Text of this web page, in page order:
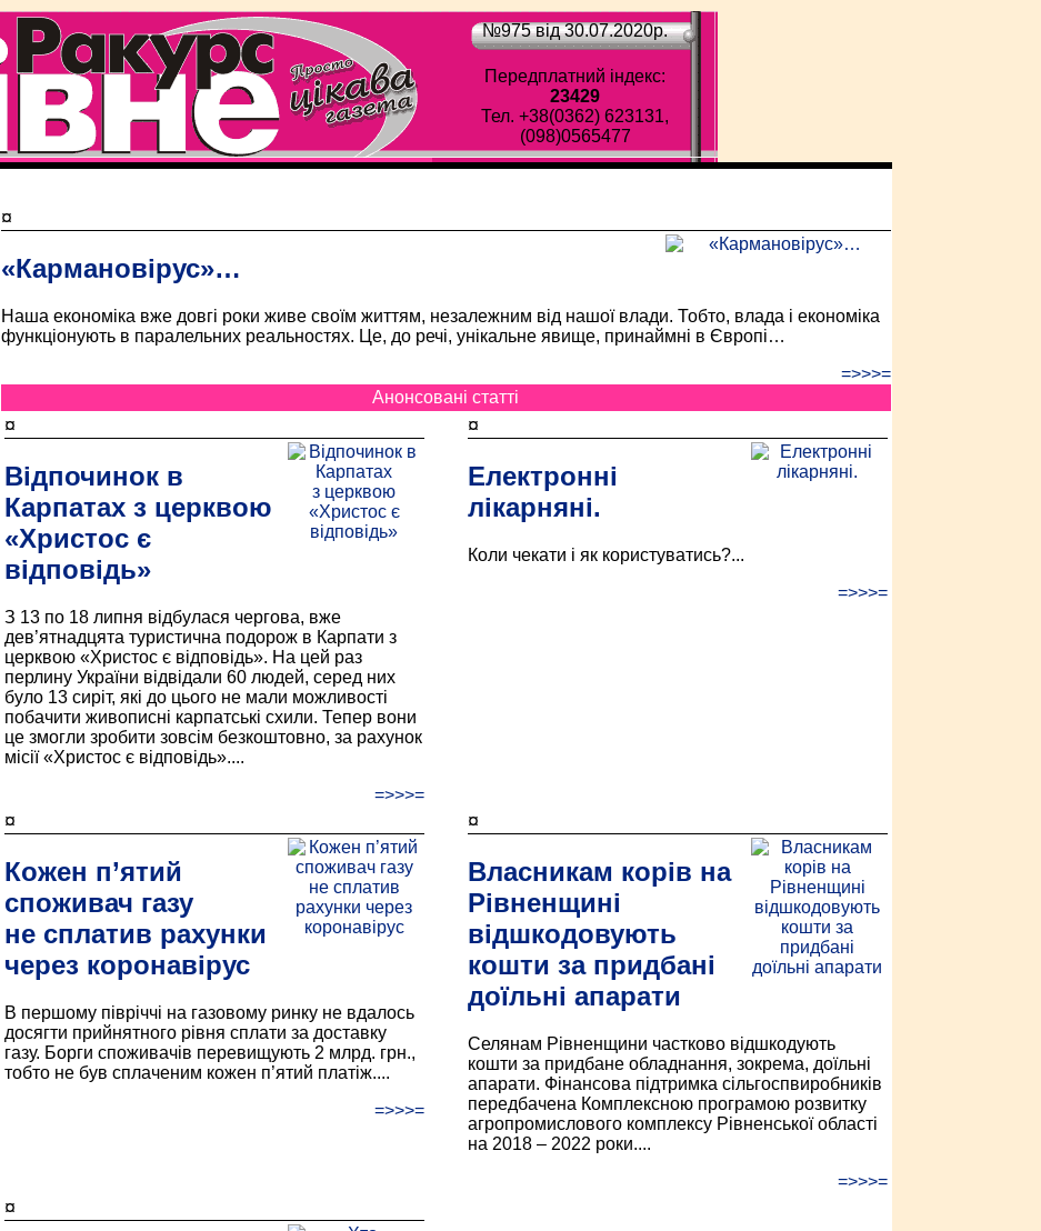
№975 від 30.07.2020p.
Передплатний індекс:
23429
Тел. +38(0362) 623131,
(098)0565477
¤
«Кармановірус»…
Наша економіка вже довгі роки живе своїм життям, незалежним від нашої влади. Тобто, влада і економіка
функціонують в паралельних реальностях. Це, до речі, унікальне явище, принаймні в Європі…
=>>>=
Анонсовані статті
¤
Відпочинок в
Карпатах з церквою
«Христос є
відповідь»
З 13 по 18 липня відбулася чергова, вже
дев’ятнадцята туристична подорож в Карпати з
церквою «Христос є відповідь». На цей раз
перлину України відвідали 60 людей, серед них
було 13 сиріт, які до цього не мали можливості
побачити живописні карпатські схили. Тепер вони
це змогли зробити зовсім безкоштовно, за рахунок
місії «Христос є відповідь»....
=>>>=
¤
Електронні
лікарняні.
Коли чекати і як користуватись?...
=>>>=
¤
Кожен п’ятий
споживач газу
не сплатив рахунки
через коронавірус
В першому півріччі на газовому ринку не вдалось
досягти прийнятного рівня сплати за доставку
газу. Борги споживачів перевищують 2 млрд. грн.,
тобто не був сплаченим кожен п’ятий платіж....
=>>>=
¤
Власникам корів на
Рівненщині
відшкодовують
кошти за придбані
доїльні апарати
Селянам Рівненщини частково відшкодують
кошти за придбане обладнання, зокрема, доїльні
апарати. Фінансова підтримка сільгоспвиробників
передбачена Комплексною програмою розвитку
агропромислового комплексу Рівненської області
на 2018 – 2022 роки....
=>>>=
¤